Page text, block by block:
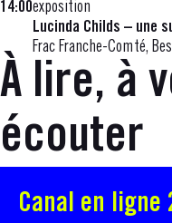
14:00exposition
Lucinda Childs – une
Frac Franche-Comté,
À lire, à
écouter
Canal en ligne